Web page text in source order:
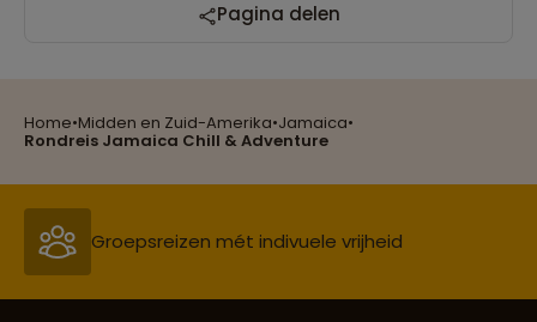
Home•Midden en Zuid-Amerika•Jamaica•
Rondreis Jamaica Chill & Adventure
Pagina delen
Reizen met oog voor mens, cultuur en milieu
Groepsreizen mét indivuele vrijheid